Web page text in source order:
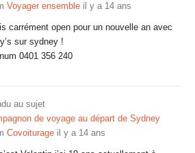
Voyager ensemble il y a 14 ans
carrément open pour un nouvelle an avec
sur sydney !
0401 356 240
au sujet
de voyage au départ de Sydney
Covoiturage il y a 14 ans